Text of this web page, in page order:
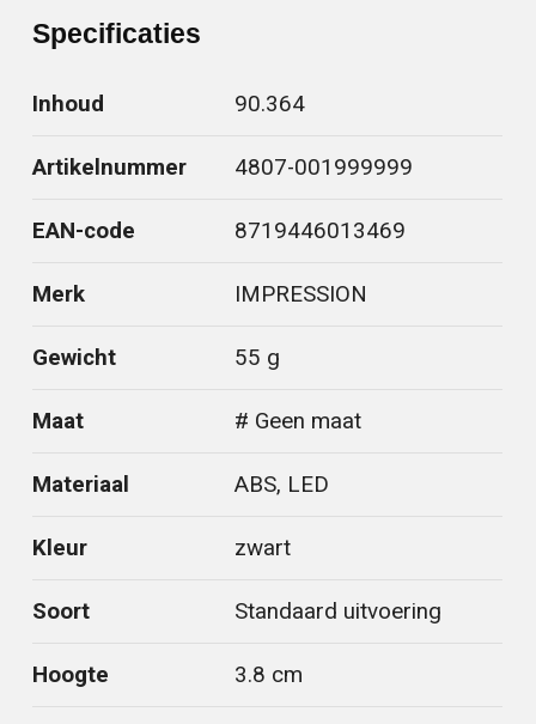
Specificaties
Inhoud 90.364
Artikelnummer 4807-001999999
EAN-code 8719446013469
Merk IMPRESSION
Gewicht 55 g
Maat # Geen maat
Materiaal ABS, LED
Kleur zwart
Soort Standaard uitvoering
Hoogte 3.8 cm